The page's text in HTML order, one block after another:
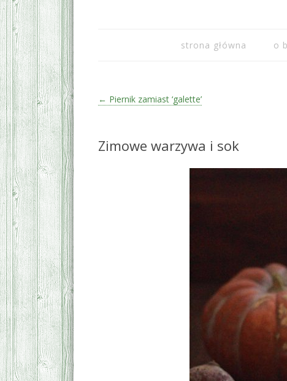
strona główna
o
Zobacz wpisy
← Piernik zamiast ‘galette’
Zimowe warzywa i sok